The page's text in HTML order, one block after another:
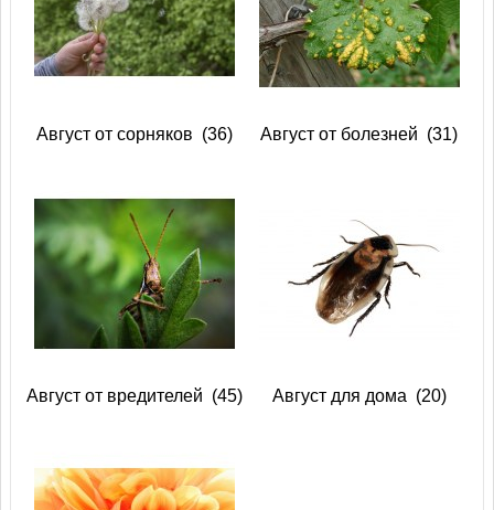
Август от сорняков (36) Август от болезней (31)
Август от вредителей (45) Август для дома (20)